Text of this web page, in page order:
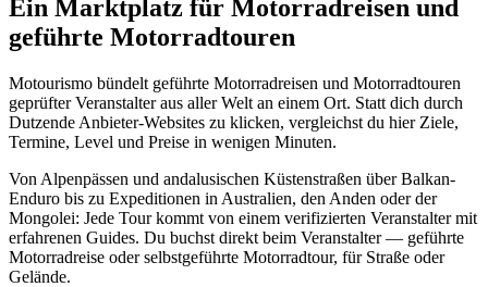
Ein Marktplatz für Motorradreisen und
geführte Motorradtouren
Motourismo bündelt geführte Motorradreisen und Motorradtouren
geprüfter Veranstalter aus aller Welt an einem Ort. Statt dich durch
Dutzende Anbieter-Websites zu klicken, vergleichst du hier Ziele,
Termine, Level und Preise in wenigen Minuten.
Von Alpenpässen und andalusischen Küstenstraßen über Balkan-
Enduro bis zu Expeditionen in Australien, den Anden oder der
Mongolei: Jede Tour kommt von einem verifizierten Veranstalter mit
erfahrenen Guides. Du buchst direkt beim Veranstalter — geführte
Motorradreise oder selbstgeführte Motorradtour, für Straße oder
Gelände.